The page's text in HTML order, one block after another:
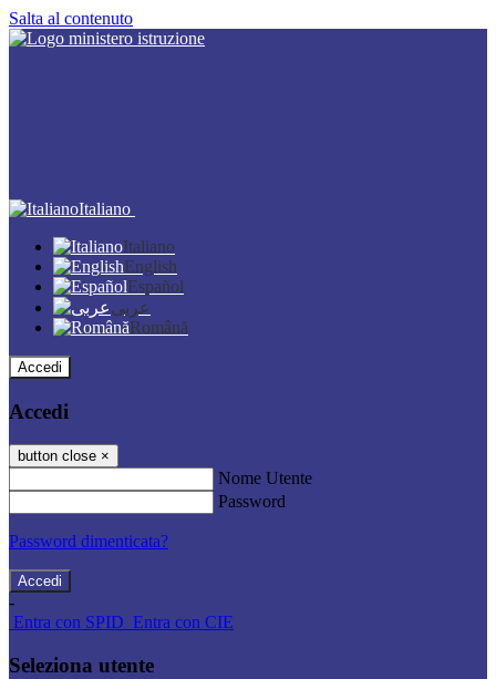
Salta al contenuto
Italiano
Italiano
English
Español
عربى
Română
Accedi
Accedi
button close ×
Nome Utente
Password
Password dimenticata?
-
Entra con SPID Entra con CIE
Seleziona utente